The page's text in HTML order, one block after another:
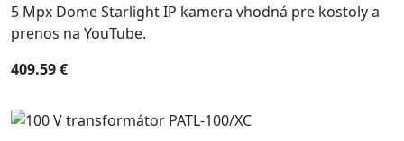
5 Mpx Dome Starlight IP kamera vhodná pre kostoly a
prenos na YouTube.
409.59 €